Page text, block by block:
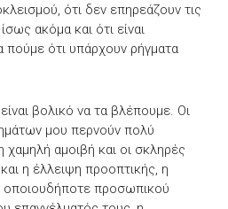
ότι δεν επηρεάζουν τις
ακόμα και ότι είναι
ότι υπάρχουν ρήγματα
βολικό να τα βλέπουμε. Οι
μου περνούν πολύ
χαμηλή αμοιβή και οι σκληρές
η έλλειψη προοπτικής, η
οποιουδήποτε προσωπικού